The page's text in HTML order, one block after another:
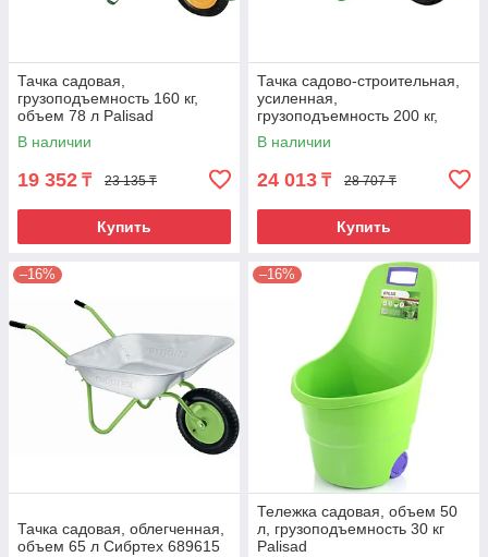
Тачка садовая,
грузоподъемность 160 кг,
объем 78 л Palisad
В наличии
19 352 ₸ 23 135 ₸
Купить
Тачка садово-строительная,
усиленная,
грузоподъемность 200 кг,
объем 90 л Palisad
В наличии
24 013 ₸ 28 707 ₸
Купить
–16%
Тачка садовая, облегченная,
объем 65 л Сибртех 689615
–16%
Тележка садовая, объем 50
л, грузоподъемность 30 кг
Palisad